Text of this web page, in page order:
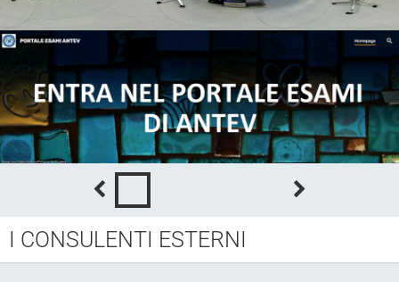
I CONSULENTI ESTERNI